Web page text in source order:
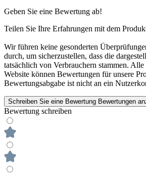
Geben Sie eine Bewertung ab!
Teilen Sie Ihre Erfahrungen mit dem
Wir führen keine gesonderten
durch, um sicherzustellen, dass die
tatsächlich von Verbrauchern stammen. Alle
Website können Bewertungen für unsere
Bewertungsabgabe ist nicht an ein
Schreiben Sie eine Bewertung Bewertungen
Bewertung schreiben